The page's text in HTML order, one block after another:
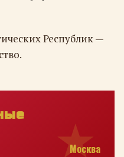
Республик —
Москва